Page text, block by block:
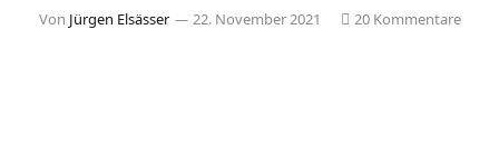
Von Jürgen Elsässer 22. November 2021 20 Kommentare